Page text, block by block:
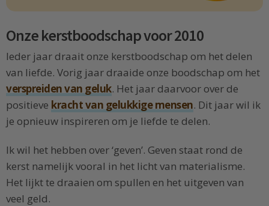
Onze kerstboodschap voor 2010
Ieder jaar draait onze kerstboodschap om het delen
van liefde. Vorig jaar draaide onze boodschap om het
verspreiden van geluk. Het jaar daarvoor over de
positieve kracht van gelukkige mensen. Dit jaar wil ik
je opnieuw inspireren om je liefde te delen.
Ik wil het hebben over ‘geven’. Geven staat rond de
kerst namelijk vooral in het licht van materialisme.
Het lijkt te draaien om spullen en het uitgeven van
veel geld.